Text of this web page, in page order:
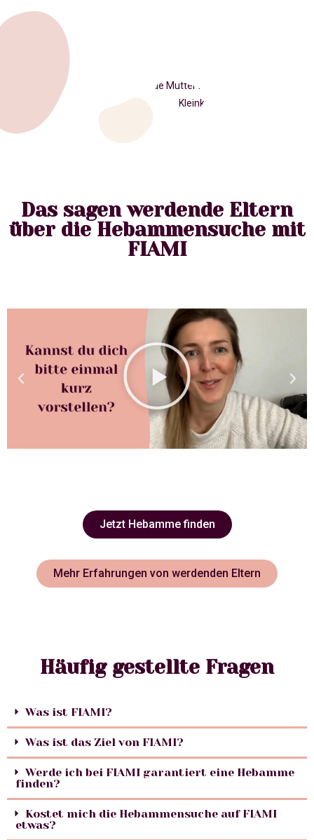
Das sagen werdende Eltern
über die Hebammensuche mit
FIAMI
Jetzt Hebamme finden
Mehr Erfahrungen von werdenden Eltern
Häufig gestellte Fragen
Was ist FIAMI?
Was ist das Ziel von FIAMI?
Werde ich bei FIAMI garantiert eine Hebamme
finden?
Kostet mich die Hebammensuche auf FIAMI
etwas?